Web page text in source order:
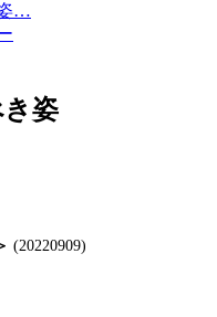
…
姿
(20220909)